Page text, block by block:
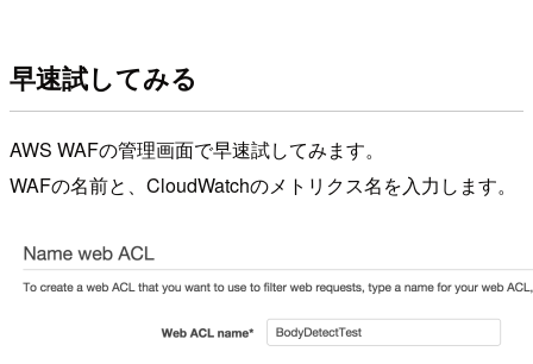
早速試してみる
AWS WAFの管理画面で早速試してみます。
WAFの名前と、CloudWatchのメトリクス名を入力します。